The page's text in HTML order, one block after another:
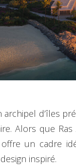
archipel d’îles
Alors que
offre un cadre
inspiré.